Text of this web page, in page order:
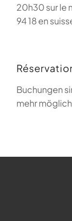
20h30 sur le
94 18 en
Buchungen
mehr